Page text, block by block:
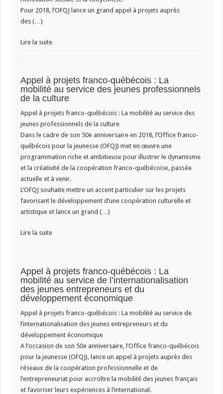
Pour 2018, l’OFQJ lance un grand appel à projets auprès
des (…)
Lire la suite
Appel à projets franco-québécois : La
mobilité au service des jeunes professionnels
de la culture
Appel à projets franco-québécois : La mobilité au service des
jeunes professionnels de la culture
Dans le cadre de son 50e anniversaire en 2018, l’Office franco-
québécois pour la jeunesse (OFQJ) met en œuvre une
programmation riche et ambitieuse pour illustrer le dynamisme
et la créativité de la coopération franco-québécoise, passée
actuelle et à venir.
L’OFQJ souhaite mettre un accent particulier sur les projets
favorisant le développement d’une coopération culturelle et
artistique et lance un grand (…)
Lire la suite
Appel à projets franco-québécois : La
mobilité au service de l’internationalisation
des jeunes entrepreneurs et du
développement économique
Appel à projets franco-québécois : La mobilité au service de
l’internationalisation des jeunes entrepreneurs et du
développement économique
A l’occasion de son 50e anniversaire, l’Office franco-québécois
pour la jeunesse (OFQJ), lance un appel à projets auprès des
réseaux de la coopération professionnelle et de
l’entrepreneuriat pour accroître la mobilité des jeunes français
et favoriser leurs expériences à l’international.